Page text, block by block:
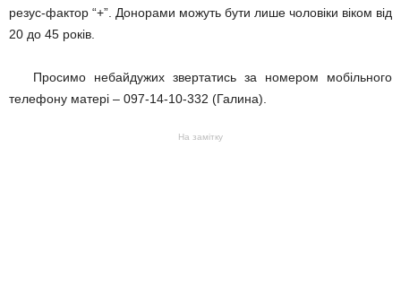
резус-фактор “+”. Донорами можуть бути лише чоловіки віком від
20 до 45 років.
Просимо небайдужих звертатись за номером мобільного
телефону матері – 097-14-10-332 (Галина).
На замітку